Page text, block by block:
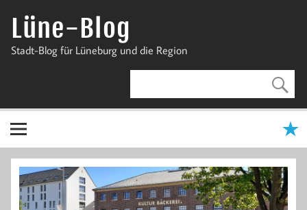
InhaltLüne-Blog
Stadt-Blog für Lüneburg und die Region